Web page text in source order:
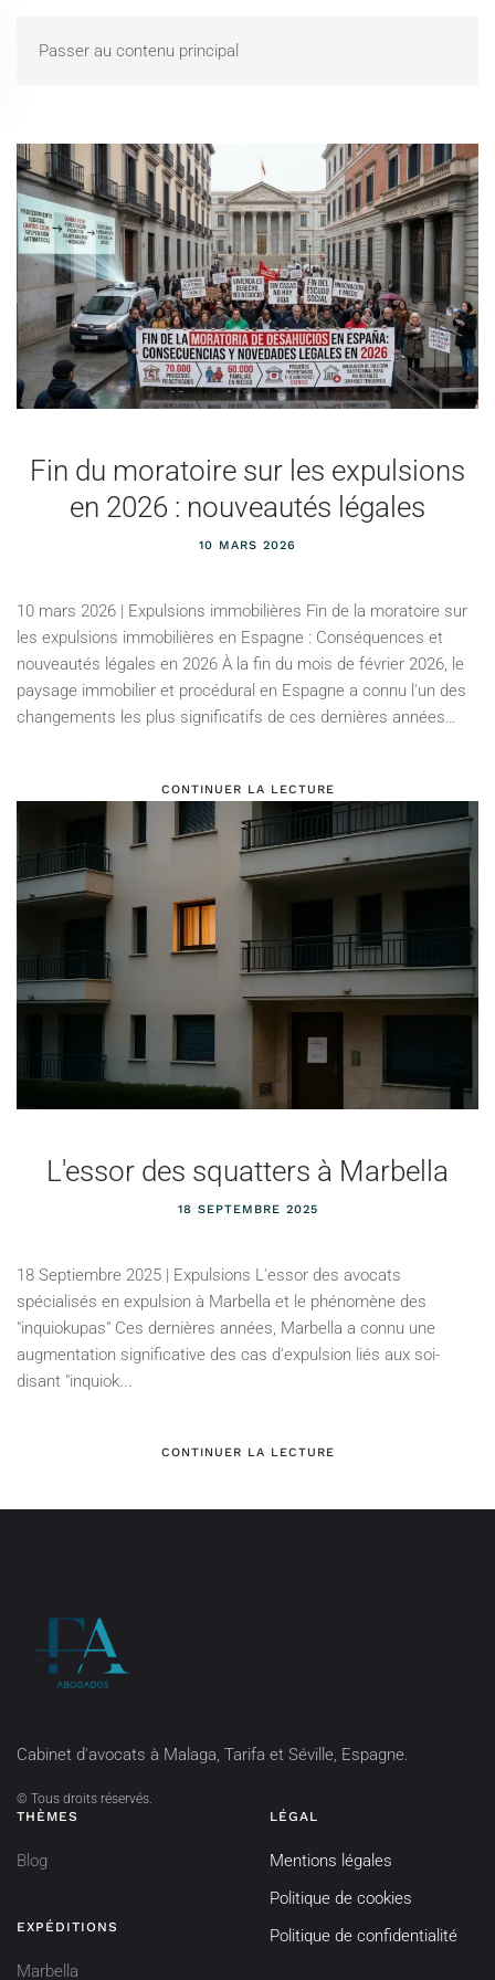
Passer au contenu principal
Fin du moratoire sur les expulsions
en 2026 : nouveautés légales
10 MARS 2026
10 mars 2026 | Expulsions immobilières Fin de la moratoire sur
les expulsions immobilières en Espagne : Conséquences et
nouveautés légales en 2026 À la fin du mois de février 2026, le
paysage immobilier et procédural en Espagne a connu l'un des
changements les plus significatifs de ces dernières années…
CONTINUER LA LECTURE
L'essor des squatters à Marbella
18 SEPTEMBRE 2025
18 Septiembre 2025 | Expulsions L'essor des avocats
spécialisés en expulsion à Marbella et le phénomène des
"inquiokupas" Ces dernières années, Marbella a connu une
augmentation significative des cas d'expulsion liés aux soi-
disant "inquiok...
CONTINUER LA LECTURE
Cabinet d'avocats à Malaga, Tarifa et Séville, Espagne.
© Tous droits réservés.
THÈMES
Blog
EXPÉDITIONS
Marbella
LÉGAL
Mentions légales
Politique de cookies
Politique de confidentialité